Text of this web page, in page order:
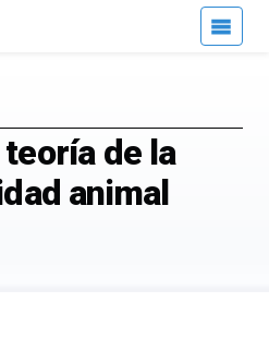
teoría de la
animal